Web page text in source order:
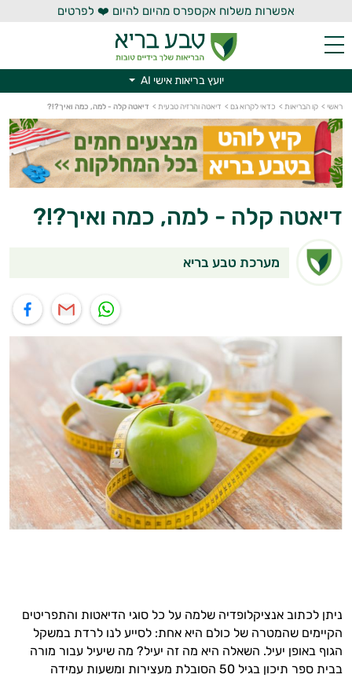
אפשרות משלוח אקספרס מהיום להיום ❤️ לפרטים
יועץ בריאות אישי AI
ראשי > קו הבריאות > כדאי לקרוא גם > דיאטה והרזיה טבעית > דיאטה קלה - למה, כמה ואיך?!?
דיאטה קלה - למה, כמה ואיך?!?
מערכת טבע בריא
ניתן לכתוב אנציקלופדיה שלמה על כל סוגי הדיאטות והתפריטים
הקיימים שהמטרה של כולם היא אחת: לסייע לנו לרדת במשקל
הגוף באופן יעיל. השאלה היא מה זה יעיל? מה שיעיל עבור מורה
בבית ספר תיכון בגיל 50 הסובלת מעצירות ומשעות עמידה